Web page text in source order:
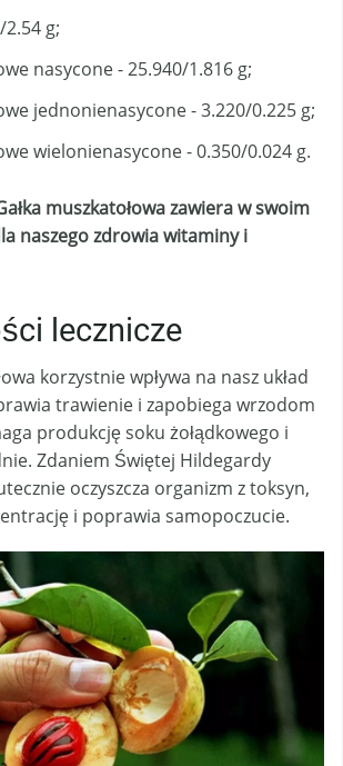
2.54 g;
nasycone - 25.940/1.816 g;
jednonienasycone - 3.220/0.225 g;
wielonienasycone - 0.350/0.024 g.
muszkatołowa zawiera w swoim
naszego zdrowia witaminy i
lecznicze
korzystnie wpływa na nasz układ
trawienie i zapobiega wrzodom
produkcję soku żołądkowego i
Zdaniem Świętej Hildegardy
oczyszcza organizm z toksyn,
i poprawia samopoczucie.